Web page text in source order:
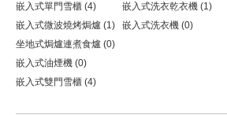
嵌入式單門雪櫃 (4)
嵌入式微波燒烤焗爐 (1)
嵌入式洗衣乾衣機 (1)
嵌入式洗衣機 (0)
坐地式焗爐連煮食爐 (0)
嵌入式油煙機 (0)
嵌入式雙門雪櫃 (4)